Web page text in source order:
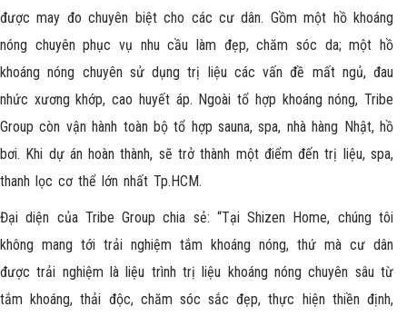
được may đo chuyên biệt cho các cư dân. Gồm một hồ khoáng
nóng chuyên phục vụ nhu cầu làm đẹp, chăm sóc da; một hồ
khoáng nóng chuyên sử dụng trị liệu các vấn đề mất ngủ, đau
nhức xương khớp, cao huyết áp. Ngoài tổ hợp khoáng nóng, Tribe
Group còn vận hành toàn bộ tổ hợp sauna, spa, nhà hàng Nhật, hồ
bơi. Khi dự án hoàn thành, sẽ trở thành một điểm đến trị liệu, spa,
thanh lọc cơ thể lớn nhất Tp.HCM.
Đại diện của Tribe Group chia sẻ: “Tại Shizen Home, chúng tôi
không mang tới trải nghiệm tắm khoáng nóng, thứ mà cư dân
được trải nghiệm là liệu trình trị liệu khoáng nóng chuyên sâu từ
tắm khoáng, thải độc, chăm sóc sắc đẹp, thực hiện thiền định,